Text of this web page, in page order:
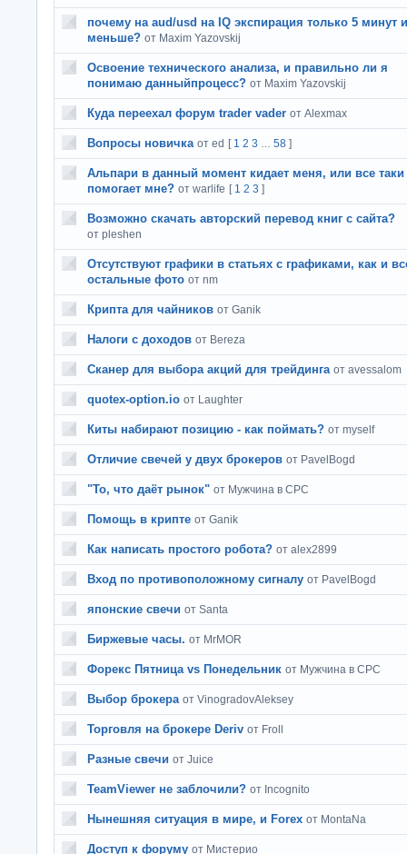
почему на aud/usd на IQ экспирация только 5 минут и
меньше? от Maxim Yazovskij
Освоение технического анализа, и правильно ли я
понимаю данныйпроцесс? от Maxim Yazovskij
Куда переехал форум trader vader от Alexmax
Вопросы новичка от ed [ 1 2 3 58 ]
Альпари в данный момент кидает меня, или все таки
помогает мне? от warlife [ 1 2 3 ]
Возможно скачать авторский перевод книг с сайта?
от pleshen
Отсутствуют графики в статьях с графиками, как и
остальные фото от nm
Крипта для чайников от Ganik
Налоги с доходов от Bereza
Сканер для выбора акций для трейдинга от avessalom
quotex-option.io от Laughter
Киты набирают позицию - как поймать? от myself
Отличие свечей у двух брокеров от PavelBogd
"То, что даёт рынок" от Мужчина в СРС
Помощь в крипте от Ganik
Как написать простого робота? от alex2899
Вход по противоположному сигналу от PavelBogd
японские свечи от Santa
Биржевые часы. от MrMOR
Форекс Пятница vs Понедельник от Мужчина в СРС
Выбор брокера от VinogradovAleksey
Торговля на брокере Deriv от Froll
Разные свечи от Juice
TeamViewer не заблочили? от Incognito
Нынешняя ситуация в мире, и Forex от MontaNa
Доступ к форуму от Мистерио